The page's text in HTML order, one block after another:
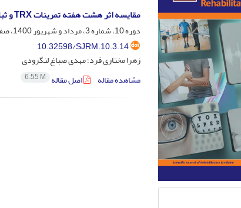
مقایسه اثر هشت هفته تمرینات TRX و ثبات مرکزی بر الگوی پرش - فرود، ثبات ناحیه مرکزی و تعادل دختران فوتبالیست
دوره 10، شماره 3، مرداد و شهریور 1400، صفحه
10.32598/SJRM.10.3.14
زهرا مختاری فرد؛ مهدی صباغ لنگرودی
مشاهده مقاله
اصل مقاله 6.55 M